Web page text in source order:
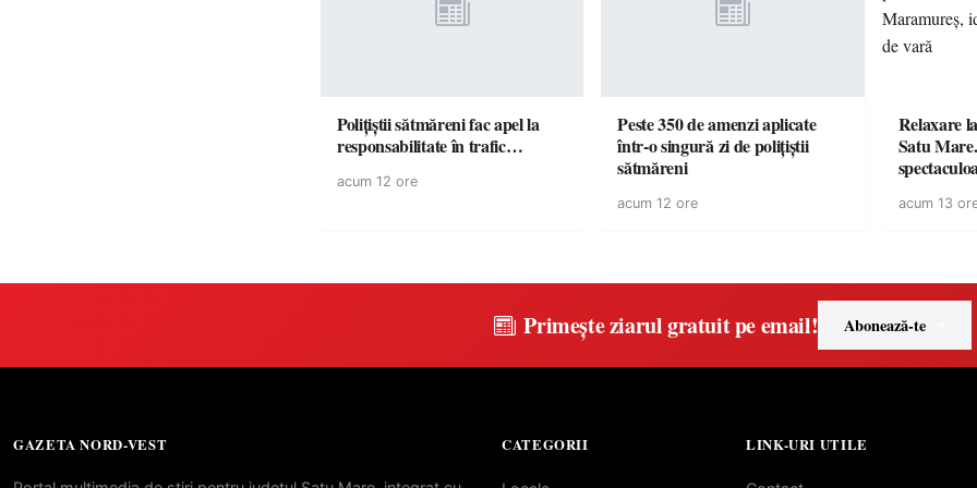
Polițiștii sătmăreni fac apel la
responsabilitate în trafic…
acum 12 ore
Peste 350 de amenzi aplicate
într-o singură zi de polițiștii
sătmăreni
acum 12 ore
Relaxare
Satu
pentru o
acum 13
Primește ziarul gratuit pe email! Abonează-te
GAZETA NORD-VEST CATEGORII LINK-URI UTILE